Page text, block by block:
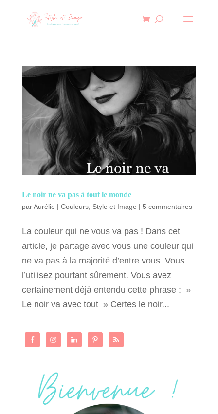
Le noir ne va pas à tout le monde
parAurélie | Couleurs, Style et Image | 5 commentaires
La couleur qui ne vous va pas ! Dans cet
article, je partage avec vous une couleur qui
ne va pas à la majorité d’entre vous. Vous
l’utilisez pourtant sûrement. Vous avez
certainement déjà entendu cette phrase : »
Le noir va avec tout » Certes le noir...